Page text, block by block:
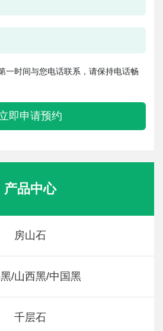
一时间与您电话联系，请保持电话畅
即申请预约
产品中心
房山石
/山西黑/中国黑
千层石